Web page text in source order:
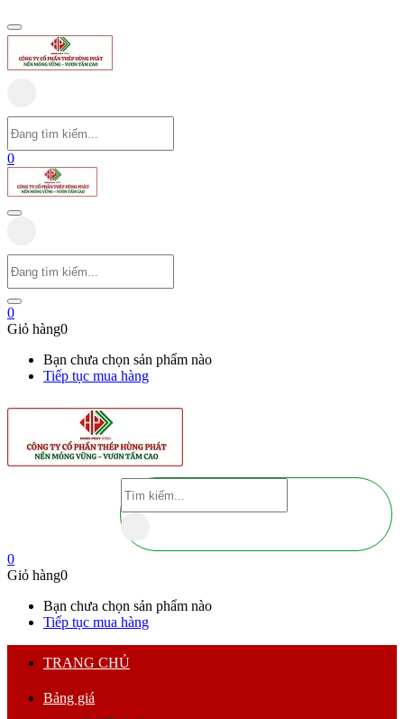
0
0
Giỏ hàng0
Bạn chưa chọn sản phẩm nào
Tiếp tục mua hàng
0
Giỏ hàng0
Bạn chưa chọn sản phẩm nào
Tiếp tục mua hàng
TRANG CHỦ
Bảng giá